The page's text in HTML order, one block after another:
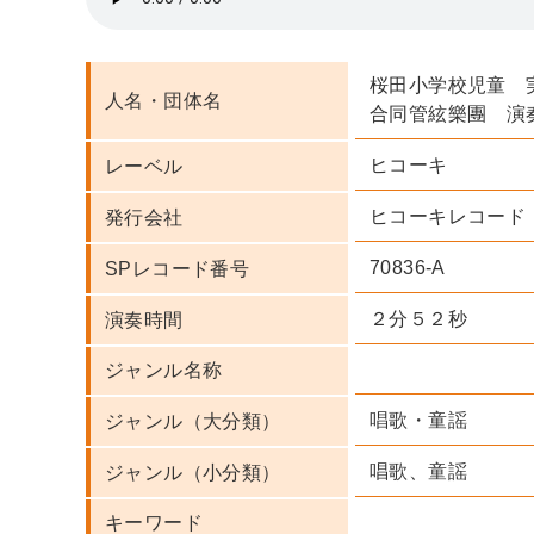
人名・団体名
桜田小学校児童
合同管絃樂團 演
レーベル ヒコーキ
発行会社 ヒコーキレコード
SPレコード番号 70836-A
演奏時間 ２分５２秒
ジャンル名称
ジャンル（大分類） 唱歌・童謡
ジャンル（小分類） 唱歌、童謡
キーワード